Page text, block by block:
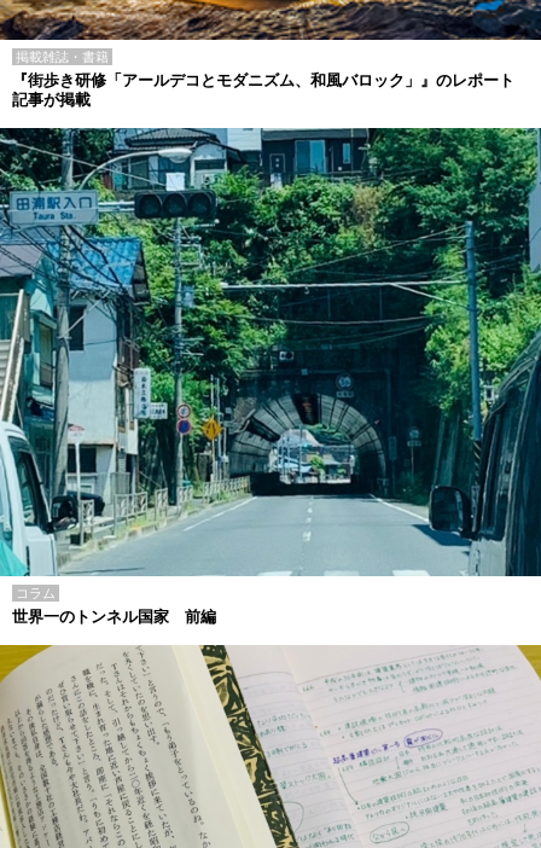
掲載雑誌・書籍
『街歩き研修「アールデコとモダニズム、和風バロック」』のレポート
記事が掲載
コラム
世界一のトンネル国家 前編